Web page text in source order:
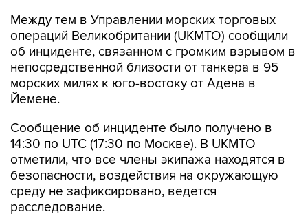
Между тем в Управлении морских торговых
операций Великобритании (UKMTO) сообщили
об инциденте, связанном с громким взрывом в
непосредственной близости от танкера в 95
морских милях к юго-востоку от Адена в
Йемене.
Сообщение об инциденте было получено в
14:30 по UTC (17:30 по Москве). В UKMTO
отметили, что все члены экипажа находятся в
безопасности, воздействия на окружающую
среду не зафиксировано, ведется
расследование.